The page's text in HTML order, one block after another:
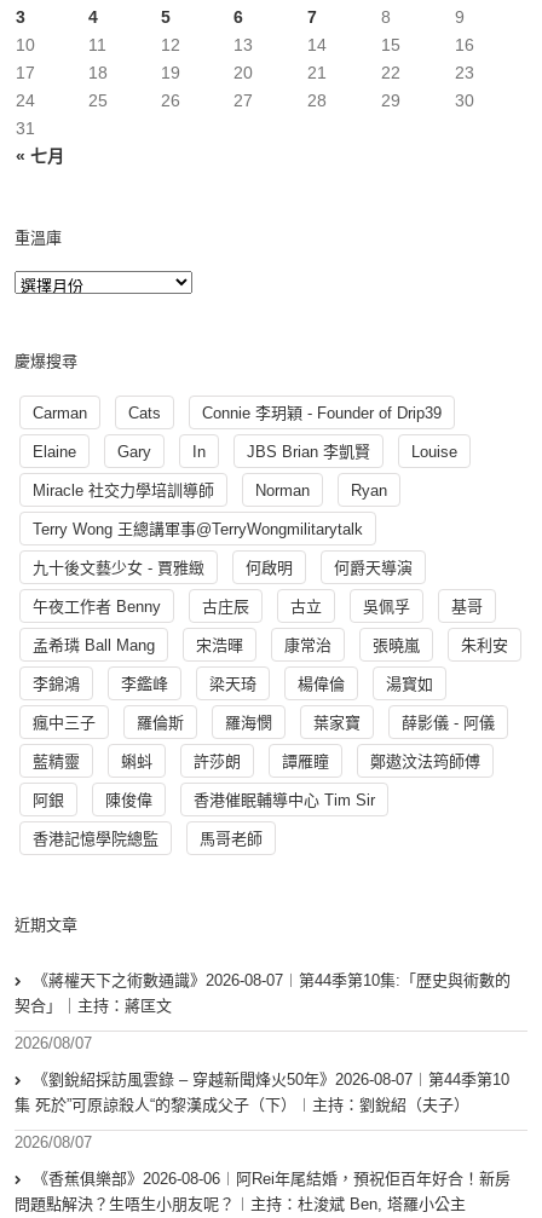
« 七月
3
4 5 6 7 8
9
10
11 12 13 14 15
16
17
18 19 20 21 22
23
24
25 26 27 28 29
30
31
重溫庫
慶爆搜尋
Carman Cats Connie 李玥穎 - Founder of Drip39
Elaine Gary In JBS Brian 李凱賢 Louise
Miracle 社交力學培訓導師 Norman Ryan
Terry Wong 王總講軍事@TerryWongmilitarytalk
九十後文藝少女 - 賈雅緻 何啟明 何爵天導演
午夜工作者 Benny 古庄辰 古立 吳佩孚 基哥
孟希璘 Ball Mang 宋浩暉 康常治 張曉嵐 朱利安
李錦鴻 李鑑峰 梁天琦 楊偉倫 湯寳如
瘋中三子 羅倫斯 羅海憫 葉家寶 薛影儀 - 阿儀
藍精靈 蝌蚪 許莎朗 譚雁瞳 鄭遨汶法筠師傅
阿銀 陳俊偉 香港催眠輔導中心 Tim Sir
香港記憶學院總監 馬哥老師
近期文章
《蔣權天下之術數通識》2026-08-07︱第44季第10集:「歴史與術數的
契合」｜主持：蔣匡文
2026/08/07
《劉銳紹採訪風雲錄 – 穿越新聞烽火50年》2026-08-07︱第44季第10
集 死於”可原諒殺人“的黎漢成父子（下）︱主持：劉銳紹（夫子）
2026/08/07
《香蕉俱樂部》2026-08-06︱阿Rei年尾結婚，預祝佢百年好合！新房
問題點解決？生唔生小朋友呢？︱主持：杜浚斌 Ben, 塔羅小公主